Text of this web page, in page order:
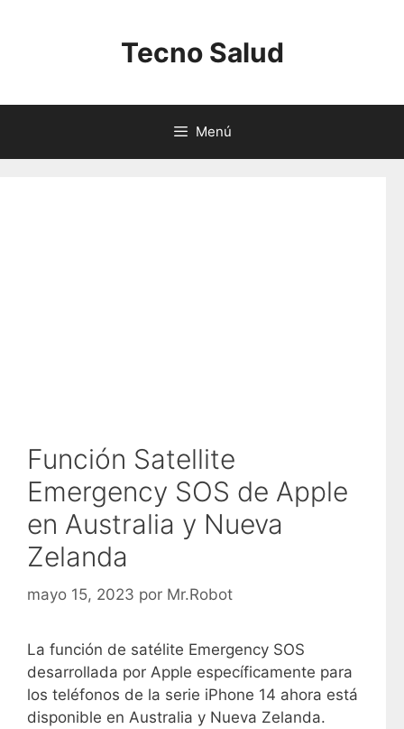
Tecno Salud
Menú
Función Satellite
Emergency SOS de Apple
en Australia y Nueva
Zelanda
mayo 15, 2023 por Mr.Robot
La función de satélite Emergency SOS
desarrollada por Apple específicamente para
los teléfonos de la serie iPhone 14 ahora está
disponible en Australia y Nueva Zelanda.